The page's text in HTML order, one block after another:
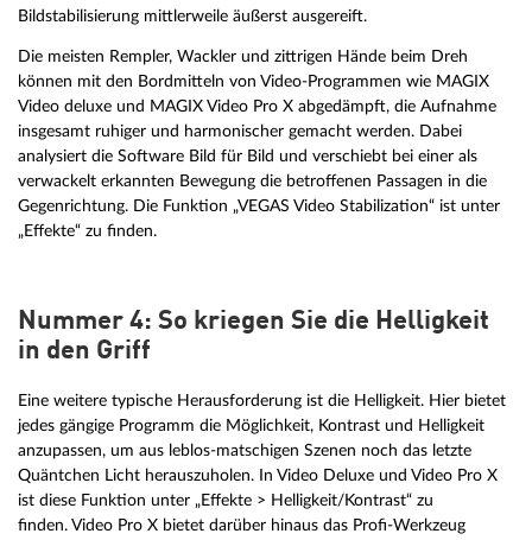
Bildstabilisierung mittlerweile äußerst ausgereift.
Die meisten Rempler, Wackler und zittrigen Hände beim Dreh
können mit den Bordmitteln von Video-Programmen wie MAGIX
Video deluxe und MAGIX Video Pro X abgedämpft, die Aufnahme
insgesamt ruhiger und harmonischer gemacht werden. Dabei
analysiert die Software Bild für Bild und verschiebt bei einer als
verwackelt erkannten Bewegung die betroffenen Passagen in die
Gegenrichtung. Die Funktion „VEGAS Video Stabilization“ ist unter
„Effekte“ zu finden.
Nummer 4: So kriegen Sie die Helligkeit
in den Griff
Eine weitere typische Herausforderung ist die Helligkeit. Hier bietet
jedes gängige Programm die Möglichkeit, Kontrast und Helligkeit
anzupassen, um aus leblos-matschigen Szenen noch das letzte
Quäntchen Licht herauszuholen. In Video Deluxe und Video Pro X
ist diese Funktion unter „Effekte > Helligkeit/Kontrast“ zu
finden. Video Pro X bietet darüber hinaus das Profi-Werkzeug